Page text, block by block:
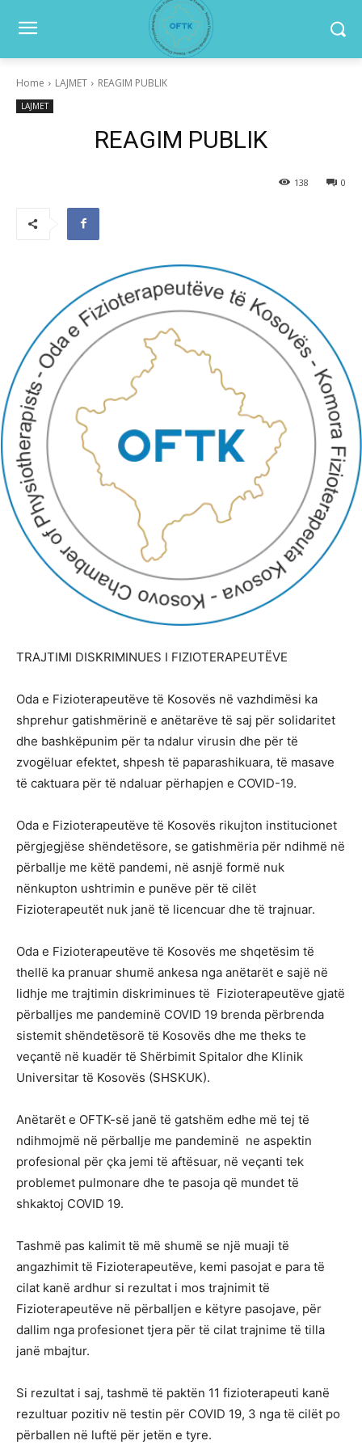
Home LAJMET REAGIM PUBLIK
LAJMET
REAGIM PUBLIK
0
138
TRAJTIMI DISKRIMINUES I FIZIOTERAPEUTËVE
Oda e Fizioterapeutëve të Kosovës në vazhdimësi ka
shprehur gatishmërinë e anëtarëve të saj për solidaritet
dhe bashkëpunim për ta ndalur virusin dhe për të
zvogëluar efektet, shpesh të paparashikuara, të masave
të caktuara për të ndaluar përhapjen e COVID-19.
Oda e Fizioterapeutëve të Kosovës rikujton institucionet
përgjegjëse shëndetësore, se gatishmëria për ndihmë në
përballje me këtë pandemi, në asnjë formë nuk
nënkupton ushtrimin e punëve për të cilët
Fizioterapeutët nuk janë të licencuar dhe të trajnuar.
Oda e Fizioterapeutëve të Kosovës me shqetësim të
thellë ka pranuar shumë ankesa nga anëtarët e sajë në
lidhje me trajtimin diskriminues të Fizioterapeutëve gjatë
përballjes me pandeminë COVID 19 brenda përbrenda
sistemit shëndetësorë të Kosovës dhe me theks te
veçantë në kuadër të Shërbimit Spitalor dhe Klinik
Universitar të Kosovës (SHSKUK).
Anëtarët e OFTK-së janë të gatshëm edhe më tej të
ndihmojmë në përballje me pandeminë ne aspektin
profesional për çka jemi të aftësuar, në veçanti tek
problemet pulmonare dhe te pasoja që mundet të
shkaktoj COVID 19.
Tashmë pas kalimit të më shumë se një muaji të
angazhimit të Fizioterapeutëve, kemi pasojat e para të
cilat kanë ardhur si rezultat i mos trajnimit të
Fizioterapeutëve në përballjen e këtyre pasojave, për
dallim nga profesionet tjera për të cilat trajnime të tilla
janë mbajtur.
Si rezultat i saj, tashmë të paktën 11 fizioterapeuti kanë
rezultuar pozitiv në testin për COVID 19, 3 nga të cilët po
përballen në luftë për jetën e tyre.